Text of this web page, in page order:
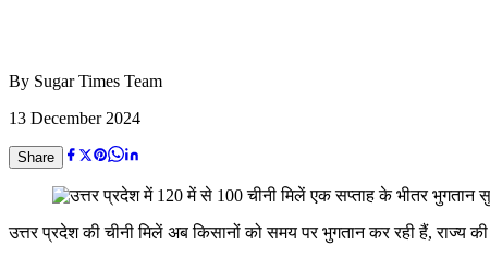
By Sugar Times Team
13 December 2024
Share
उत्तर प्रदेश की चीनी मिलें अब किसानों को समय पर भुगतान कर रही हैं, राज्य